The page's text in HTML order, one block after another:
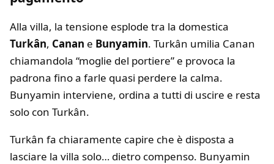
Alla villa, la tensione esplode tra la domestica
Turkân, Canan e Bunyamin. Turkân umilia Canan
chiamandola “moglie del portiere” e provoca la
padrona fino a farle quasi perdere la calma.
Bunyamin interviene, ordina a tutti di uscire e resta
solo con Turkân.
Turkân fa chiaramente capire che è disposta a
lasciare la villa solo… dietro compenso. Bunyamin